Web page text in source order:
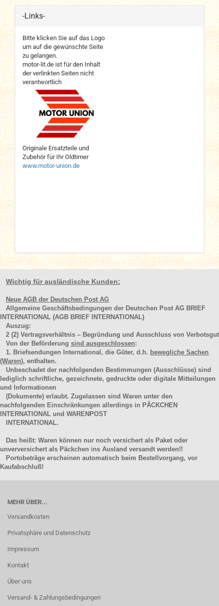
-Links-
Bitte klicken Sie auf das Logo
um auf die gewünschte Seite
zu gelangen.
motor-lit.de ist für den Inhalt
der verlinkten Seiten nicht
verantwortlich
Originale Ersatzteile und
Zubehör für Ihr Oldtimer
www.motor-union.de
Wichtig für ausländische Kunden:
Neue AGB der Deutschen Post AG
Allgemeine Geschäftsbedingungen der Deutschen Post AG BRIEF
INTERNATIONAL (AGB BRIEF INTERNATIONAL)
Auszug:
2 (2) Vertragsverhältnis – Begründung und Ausschluss von Verbotsgut
Von der Beförderung sind ausgeschlossen:
1. Briefsendungen International, die Güter, d.h. bewegliche Sachen
(Waren), enthalten.
Unbeschadet der nachfolgenden Bestimmungen (Ausschlüsse) sind
lediglich schriftliche, gezeichnete, gedruckte oder digitale Mitteilungen
und Informationen
(Dokumente) erlaubt. Zugelassen sind Waren unter den
nachfolgenden Einschränkungen allerdings in PÄCKCHEN
INTERNATIONAL und WARENPOST
INTERNATIONAL.
Das heißt: Waren können nur noch versichert als Paket oder
unverversichert als Päckchen ins Ausland versandt werden!!
Portobeträge erscheinen automatisch beim Bestellvorgang, vor
Kaufabschluß!
MEHR ÜBER...
Versandkosten
Privatsphäre und Datenschutz
Impressum
Kontakt
Über uns
Versand- & Zahlungsbedingungen